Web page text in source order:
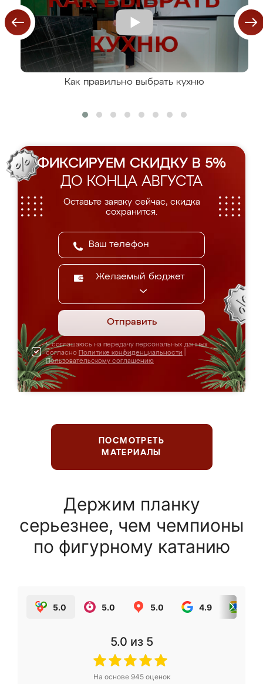
Как правильно выбрать кухню
ФИКСИРУЕМ СКИДКУ В 5%
ДО КОНЦА АВГУСТА
Оставьте заявку сейчас, скидка
сохранится.
Желаемый бюджет
Отправить
Я соглашаюсь на передачу персональных данных
согласно Политике конфиденциальности
Пользовательскому соглашению
ПОСМОТРЕТЬ
МАТЕРИАЛЫ
Держим планку
серьезнее, чем чемпионы
по фигурному катанию
5.0 5.0 5.0 4.9
5.0 из 5
На основе 945оценок